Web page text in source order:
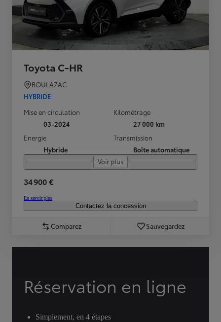
Toyota C-HR
BOULAZAC
HYBRIDE
Mise en circulation
03-2024
Kilométrage
27 000 km
Energie
Hybride
Transmission
Boîte automatique
Voir plus
34 900 €
En savoir plus
Contactez la concession
Comparez Sauvegardez
Réservation en ligne
Simplement, en 4 étapes